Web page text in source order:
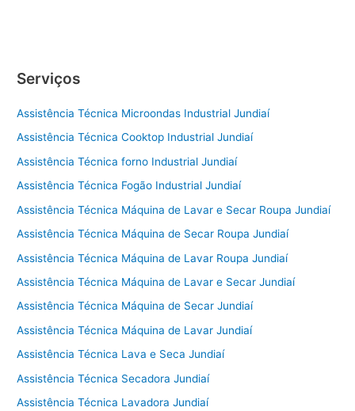
Serviços
Assistência Técnica Microondas Industrial Jundiaí
Assistência Técnica Cooktop Industrial Jundiaí
Assistência Técnica forno Industrial Jundiaí
Assistência Técnica Fogão Industrial Jundiaí
Assistência Técnica Máquina de Lavar e Secar Roupa Jundiaí
Assistência Técnica Máquina de Secar Roupa Jundiaí
Assistência Técnica Máquina de Lavar Roupa Jundiaí
Assistência Técnica Máquina de Lavar e Secar Jundiaí
Assistência Técnica Máquina de Secar Jundiaí
Assistência Técnica Máquina de Lavar Jundiaí
Assistência Técnica Lava e Seca Jundiaí
Assistência Técnica Secadora Jundiaí
Assistência Técnica Lavadora Jundiaí